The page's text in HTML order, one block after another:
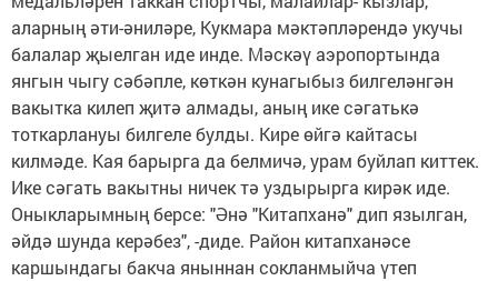
аларның әти-әниләре, Кукмара мәктәпләрендә укучы
балалар җыелган иде инде. Мәскәү аэропортында
янгын чыгу сәбәпле, көткән кунагыбыз билгеләнгән
вакытка килеп җитә алмады, аның ике сәгатькә
тоткарлануы билгеле булды. Кире өйгә кайтасы
килмәде. Кая барырга да белмичә, урам буйлап киттек.
Ике сәгать вакытны ничек тә уздырырга кирәк иде.
Оныкларымның берсе: "Әнә "Китапханә" дип язылган,
әйдә шунда керәбез", -диде. Район китапханәсе
каршындагы бакча яныннан сокланмыйча үтеп